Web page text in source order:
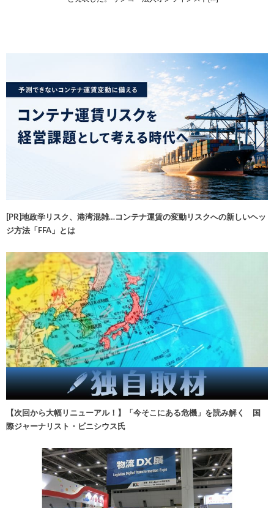
[PR]地政学リスク、港湾混雑…コンテナ運賃の変動リスクへの新しいヘッ
ジ方法「FFA」とは
【次回から大幅リニューアル！】「今そこにある危機」を読み解く 国
際ジャーナリスト・ビニシウス氏